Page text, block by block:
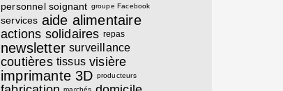
personnel soignant groupe Facebook
services aide alimentaire
actions solidaires repas
newsletter surveillance
coutières tissus visière
imprimante 3D producteurs
marchés